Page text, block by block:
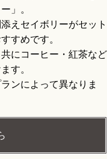
」。
えセイボリーがセット
すめです。
にコーヒー・紅茶など
す。
ンによって異なりま